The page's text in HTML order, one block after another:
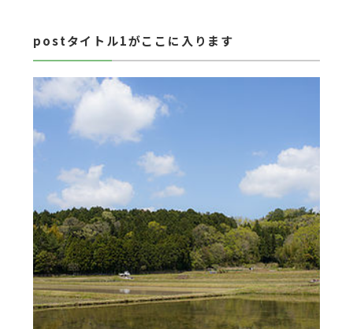
postタイトル1がここに入ります